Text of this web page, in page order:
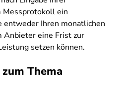
Messprotokoll ein
entweder Ihren monatlichen
Anbieter eine Frist zur
setzen können.
Thema